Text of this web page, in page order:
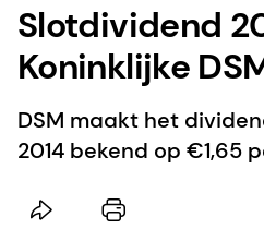
Slotdividend
Koninklijke
DSM maakt het
2014 bekend op €1,65